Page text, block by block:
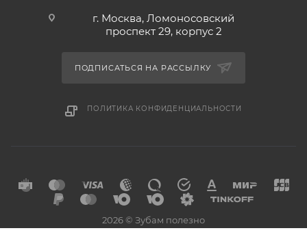
г. Москва, Ломоносовский
проспект 29, корпус 2
ПОДПИСАТЬСЯ НА РАССЫЛКУ
ПОЛИТИКА КОНФИДЕНЦИАЛЬНОСТИ
2026 © Зубам полезно